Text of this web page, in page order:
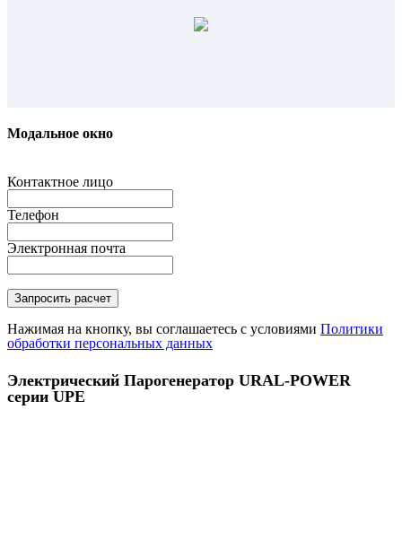
Модальное окно
Контактное лицо
Телефон
Электронная почта
Нажимая на кнопку, вы соглашаетесь с условиями Политики
обработки персональных данных
Электрический Парогенератор URAL-POWER
серии UPE